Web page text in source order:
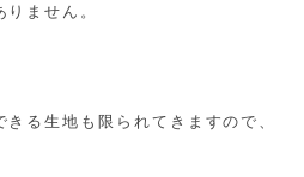
ません。
る生地も限られてきますので、